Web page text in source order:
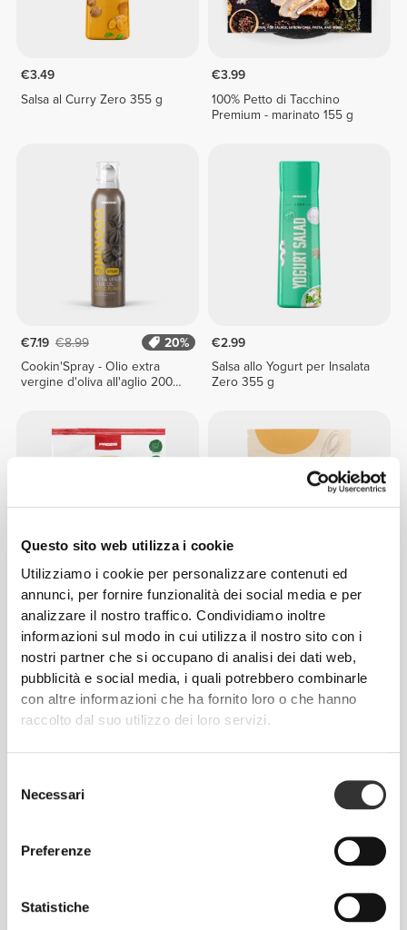
Questo sito web utilizza i cookie
Utilizziamo i cookie per personalizzare contenuti ed
annunci, per fornire funzionalità dei social media e per
analizzare il nostro traffico. Condividiamo inoltre
informazioni sul modo in cui utilizza il nostro sito con i
nostri partner che si occupano di analisi dei dati web,
pubblicità e social media, i quali potrebbero combinarle
con altre informazioni che ha fornito loro o che hanno
raccolto dal suo utilizzo dei loro servizi.
delNecessari
Preferenze
Statistiche
€3.49
Salsa al Curry Zero 355 g
€3.99
100% Petto di Tacchino
Premium - marinato 155 g
€7.19 €8.99
20%
Cookin'Spray - Olio extra
vergine d'oliva all'aglio 200
€2.99
Salsa allo Yogurt per Insalata
Zero 355 g
€3.49
4 x Basi per Pizza Super
Sottili
€13.49 €14.99
Omelette Proteica di Albumi -
Classica 400 g
Riso di konjac 270 g
Ketchup Originale Zero 355